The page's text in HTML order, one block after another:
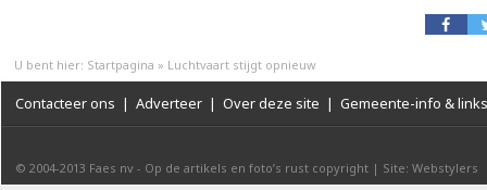
U bent hier: Startpagina » Luchtvaart stijgt opnieuw
Contacteer ons | Adverteer | Over deze site | Gemeente-info & links
© 2004-2013 Faes nv - Op de artikels en foto’s rust copyright | Site: Webstylers